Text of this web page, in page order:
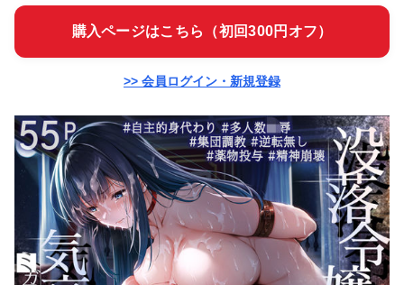
購入ページはこちら（初回300円オフ）
>> 会員ログイン・新規登録